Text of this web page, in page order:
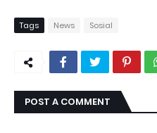
Tags News Sosial
POST A COMMENT